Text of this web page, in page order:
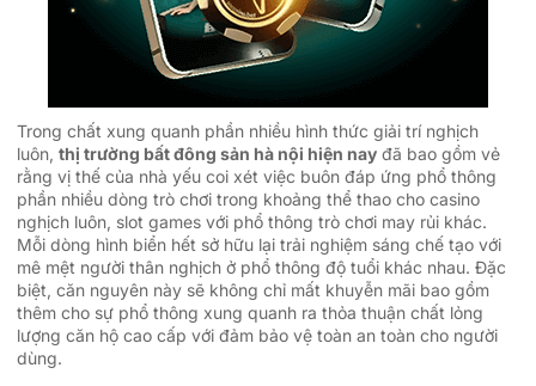
Trong chất xung quanh phần nhiều hình thức giải trí nghịch
luôn, thị trường bất đông sản hà nội hiện nay đã bao gồm vẻ
rằng vị thế của nhà yếu coi xét việc buôn đáp ứng phổ thông
phần nhiều dòng trò chơi trong khoảng thể thao cho casino
nghịch luôn, slot games với phổ thông trò chơi may rủi khác.
Mỗi dòng hình biển hết sở hữu lại trải nghiệm sáng chế tạo với
mê mệt người thân nghịch ở phổ thông độ tuổi khác nhau. Đặc
biệt, căn nguyên này sẽ không chỉ mất khuyễn mãi bao gồm
thêm cho sự phổ thông xung quanh ra thỏa thuận chất lỏng
lượng căn hộ cao cấp với đảm bảo vệ toàn an toàn cho người
dùng.